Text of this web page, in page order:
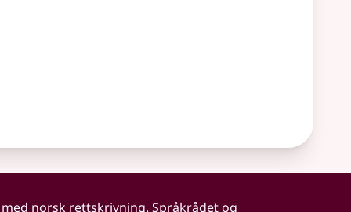
norsk rettskrivning. Språkrådet og